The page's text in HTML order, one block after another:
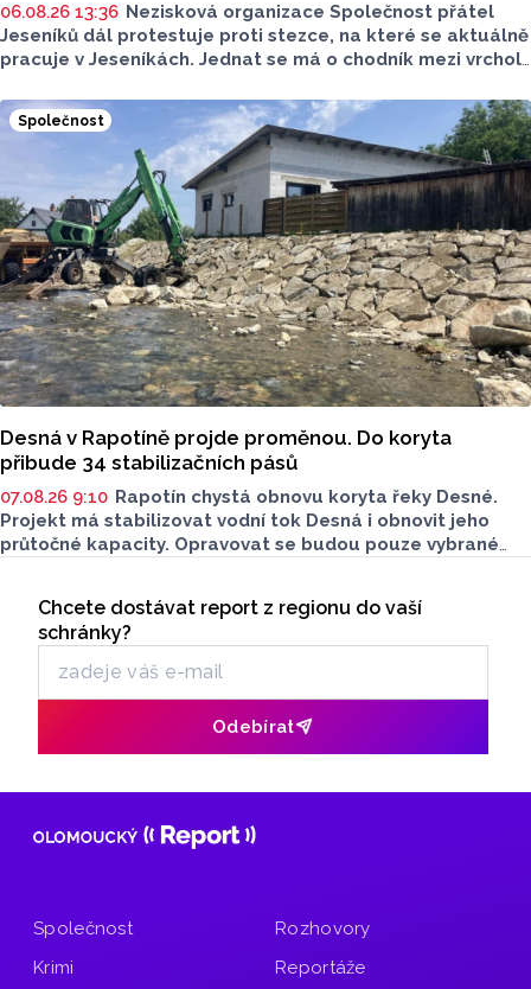
06.08.26 13:36 Nezisková organizace Společnost přátel
Jeseníků dál protestuje proti stezce, na které se aktuálně
pracuje v Jeseníkách. Jednat se má o chodník mezi vrcholy
chodníku se podle odborníků příroda jen poškodí, chodník
mezi vrcholy podle nich není nutný.
Společnost
Desná v Rapotíně projde proměnou. Do koryta
přibude 34 stabilizačních pásů
07.08.26 9:10 Rapotín chystá obnovu koryta řeky Desné.
Projekt má stabilizovat vodní tok Desná i obnovit jeho
průtočné kapacity. Opravovat se budou pouze vybrané
Odběr newsletteru
Chcete dostávat report z regionu do vaší
schránky?
Odebírat
Společnost
Krimi
Rozhovory
Reportáže